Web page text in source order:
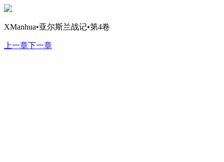
XManhua•亚尔斯兰战记•第4卷
上一章下一章